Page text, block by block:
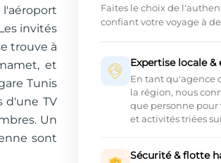
invités
trouve à
et
Tunis
d'une TV
Un
sont
Faites le choix de
confiant votre voyage à
Expertise locale &
En tant qu'agence
la région, nous
que personne pour
et activités triées
Sécurité & flotte